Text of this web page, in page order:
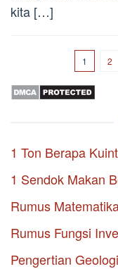
kita […]
1 2
1 Ton Berapa
1 Sendok Makan
Rumus
Rumus Fungsi
Pengertian